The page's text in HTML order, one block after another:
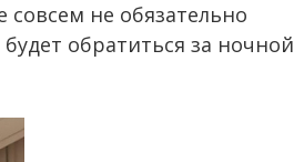
не обязательно
обратиться за ночной